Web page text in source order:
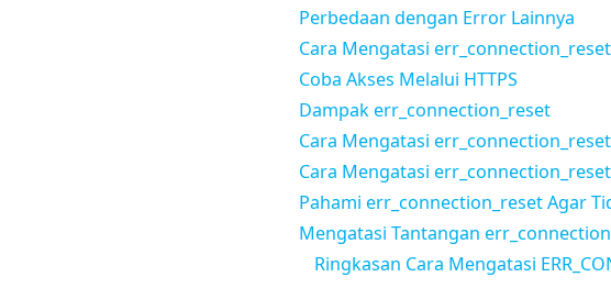
Perbedaan dengan Error Lainnya
Cara Mengatasi err_connection_reset
Coba Akses Melalui HTTPS
Dampak err_connection_reset
Cara Mengatasi
Cara Mengatasi
Pahami err_connection_reset Agar
Mengatasi Tantangan
Ringkasan Cara Mengatasi